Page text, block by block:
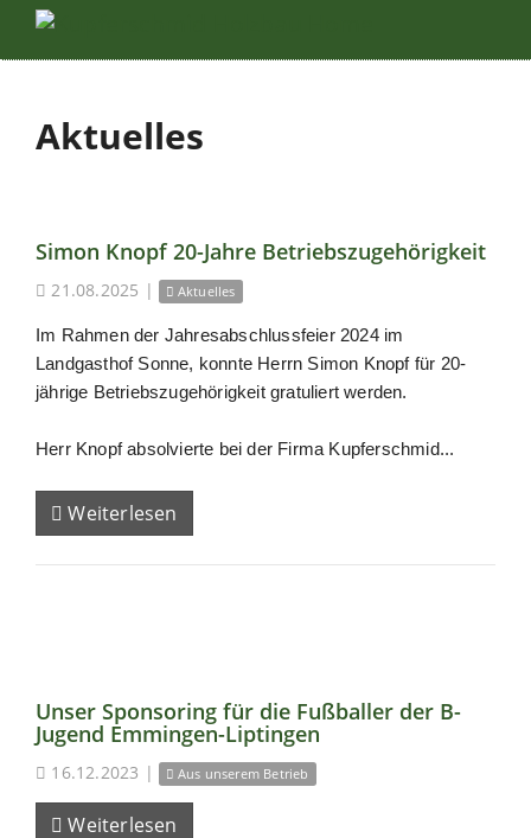
Aktuelles
Simon Knopf 20-Jahre Betriebszugehörigkeit
21.08.2025 | Aktuelles
Im Rahmen der Jahresabschlussfeier 2024 im
Landgasthof Sonne, konnte Herrn Simon Knopf für 20-
jährige Betriebszugehörigkeit gratuliert werden.
Herr Knopf absolvierte bei der Firma Kupferschmid...
Weiterlesen
Unser Sponsoring für die Fußballer der B-
Jugend Emmingen-Liptingen
16.12.2023 | Aus unserem Betrieb
Weiterlesen